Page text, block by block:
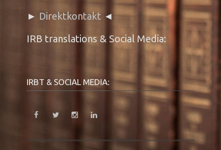
► Direktkontakt ◄
IRB translations & Social Media:
IRBT & SOCIAL MEDIA: